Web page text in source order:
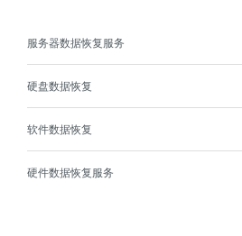
服务器数据恢复服务
硬盘数据恢复
软件数据恢复
硬件数据恢复服务